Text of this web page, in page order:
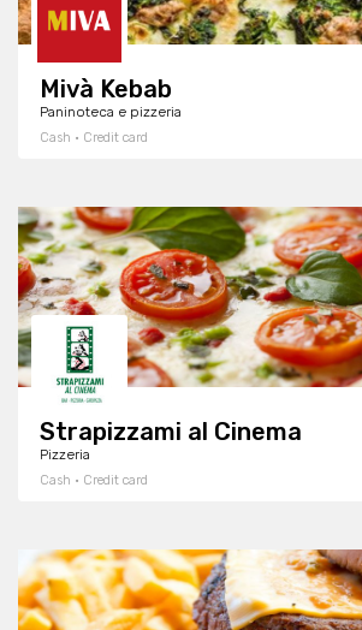
Mivà Kebab
Paninoteca e pizzeria
Cash · Credit card
Strapizzami al Cinema
Pizzeria
Cash · Credit card